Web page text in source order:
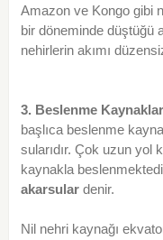
Amazon ve Kongo gibi
bir döneminde düştüğü
nehirlerin akımı
3. Beslenme
başlıca beslenme
sularıdır. Çok uzun yol
kaynakla
akarsulardenir.
Nil nehri kaynağı